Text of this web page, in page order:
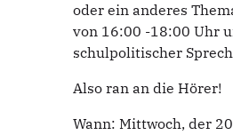
oder ein anderes
von 16:00 -18:00 Uhr
schulpolitischer
Also ran an die Hörer!
Wann: Mittwoch, der